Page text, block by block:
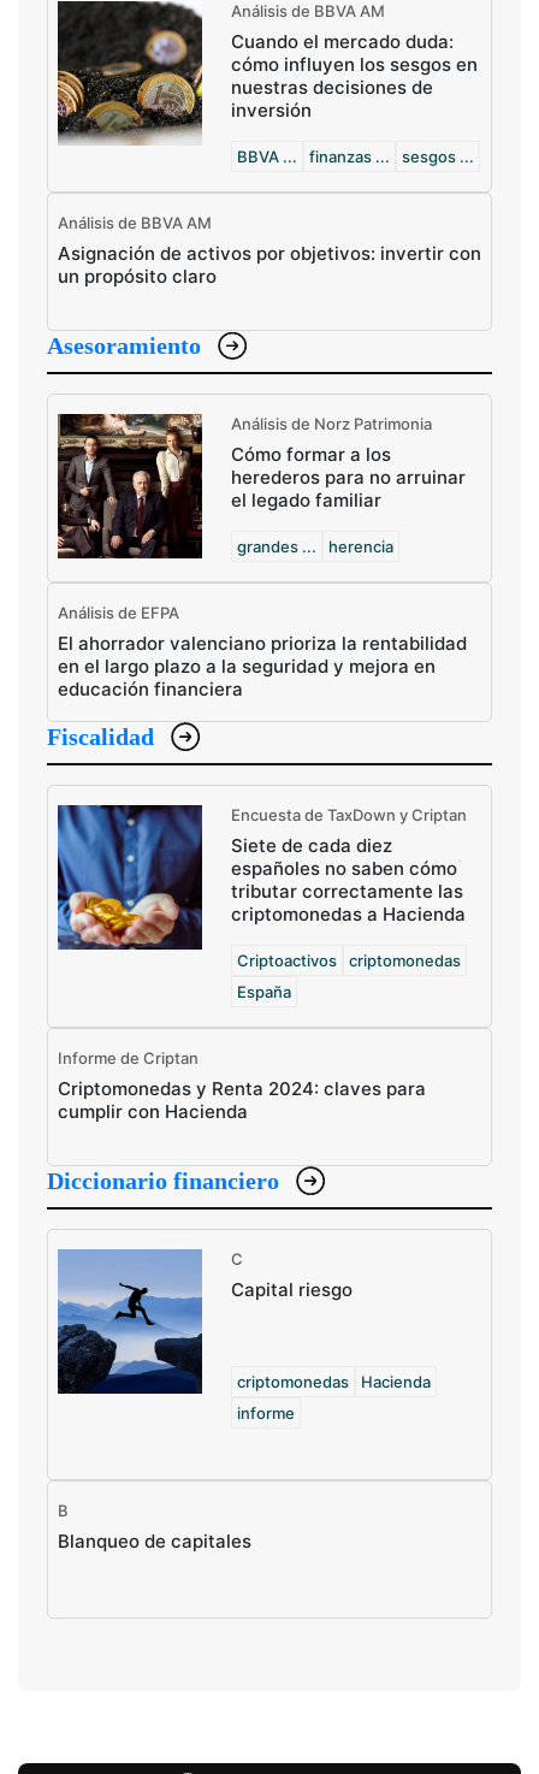
Análisis de BBVA AM
Cuando el mercado duda:
cómo influyen los sesgos en
nuestras decisiones de
inversión
BBVA ... finanzas ... sesgos ...
Análisis de BBVA AM
Asignación de activos por objetivos: invertir con
un propósito claro
Asesoramiento
Análisis de Norz Patrimonia
Cómo formar a los
herederos para no arruinar
el legado familiar
grandes ... herencia
Análisis de EFPA
El ahorrador valenciano prioriza la rentabilidad
en el largo plazo a la seguridad y mejora en
educación financiera
Fiscalidad
Encuesta de TaxDown y Criptan
Siete de cada diez
españoles no saben cómo
tributar correctamente las
criptomonedas a Hacienda
Criptoactivos
criptomonedas
España
Informe de Criptan
Criptomonedas y Renta 2024: claves para
cumplir con Hacienda
Diccionario financiero
C
Capital riesgo
criptomonedas
Hacienda
informe
B
Blanqueo de capitales